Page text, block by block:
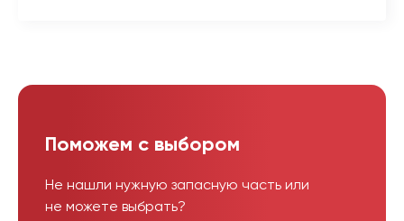
Поможем с выбором
Не нашли нужную запасную часть или
не можете выбрать?